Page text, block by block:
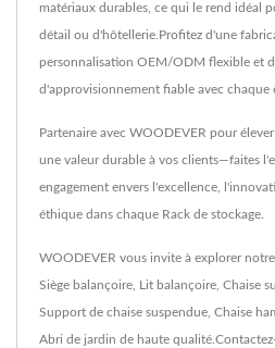
matériaux durables, ce qui le rend idéal
détail ou d'hôtellerie.Profitez d'une
personnalisation OEM/ODM flexible et
d'approvisionnement fiable avec chaque
Partenaire avec WOODEVER pour
une valeur durable à vos clients—faites
engagement envers l'excellence,
éthique dans chaque Rack de stockage.
WOODEVER vous invite à explorer notre
Siège balançoire, Lit balançoire, Chaise
Support de chaise suspendue, Chaise
Abri de jardin de haute qualité.